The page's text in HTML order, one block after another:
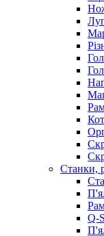
Станки,
Q-